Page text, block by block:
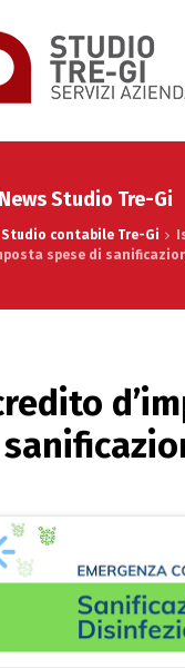
News Studio Tre-Gi
Studio contabile Tre-Gi
spese di